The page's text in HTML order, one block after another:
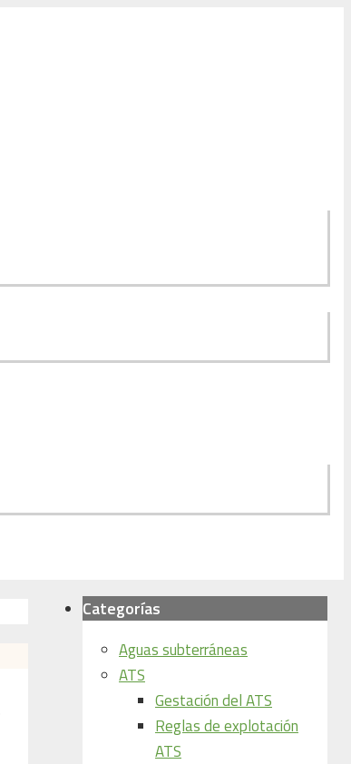
Categorías
Aguas subterráneas
ATS
Gestación del ATS
Reglas de explotación
ATS